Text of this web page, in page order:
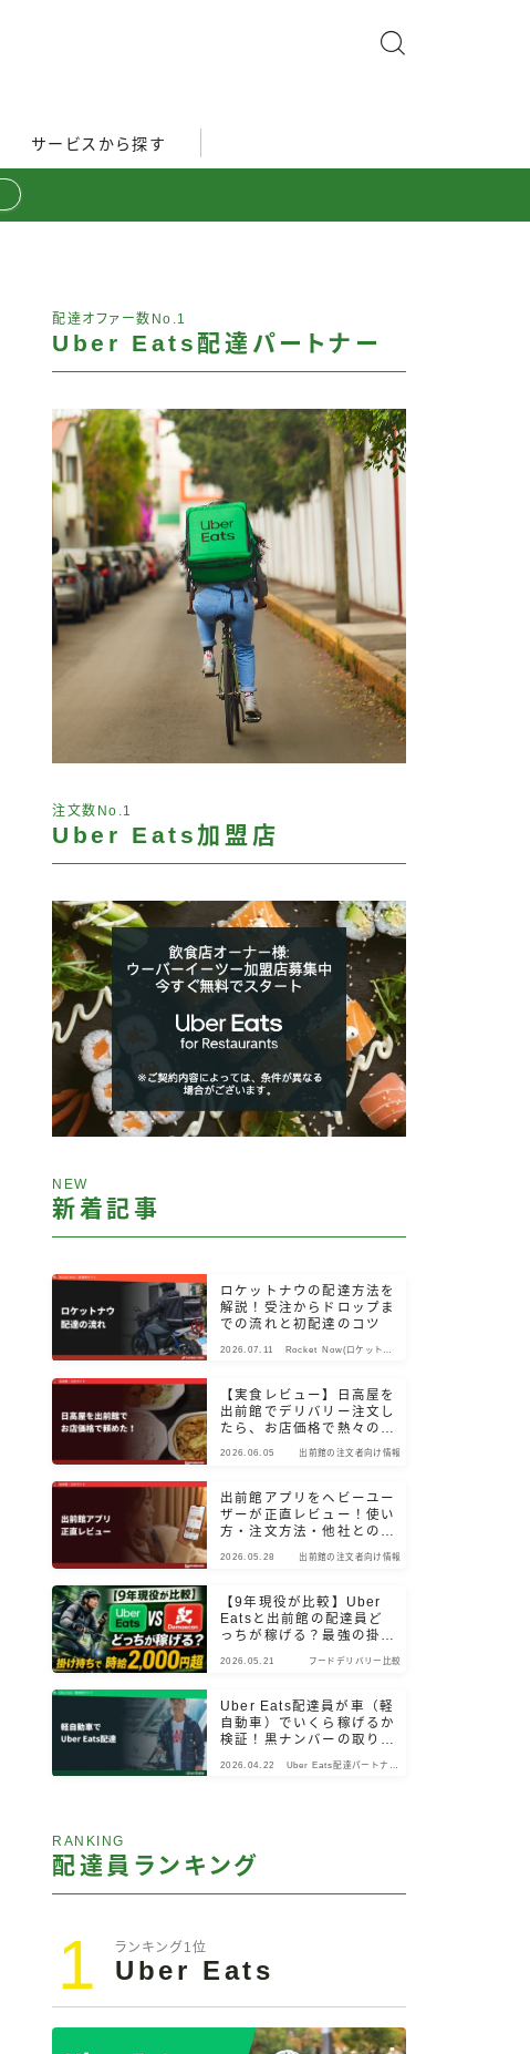
サービスから探す
配達オファー数No.1
Uber Eats配達パートナー
注文数No.1
Uber Eats加盟店
NEW
新着記事
ロケットナウの配達方法を
解説！受注からドロップま
での流れと初配達のコツ
2026.07.11
Rocket Now(ロケットナ
【実食レビュー】日高屋を
出前館でデリバリー注文し
たら、お店価格で熱々のま
2026.06.05 出前館の注文者向け情報
出前館アプリをヘビーユー
ザーが正直レビュー！使い
方・注文方法・他社との違
2026.05.28 出前館の注文者向け情報
【9年現役が比較】Uber
Eatsと出前館の配達員ど
っちが稼げる？最強の掛け
2026.05.21 フードデリバリー比較
Uber Eats配達員が車（軽
自動車）でいくら稼げるか
検証！黒ナンバーの取り
2026.04.22
Uber Eats配達パートナー
RANKING
配達員ランキング
1 ランキング1位
Uber Eats